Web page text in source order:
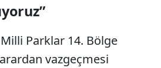
Parklar 14. Bölge
vazgeçmesi